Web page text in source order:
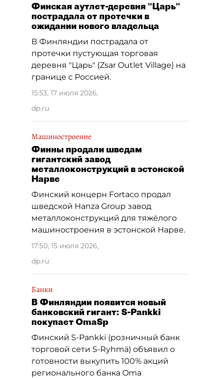
Финская аутлет-деревня "Царь"
пострадала от протечки в
ожидании нового владельца
В Финляндии пострадала от
протечки пустующая торговая
деревня "Царь" (Zsar Outlet Village) на
границе с Россией.
15:53, 17 июля 2026,
dp.ru
Машиностроение
Финны продали шведам
гигантский завод
металлоконструкций в эстонской
Нарве
Финский концерн Fortaco продал
шведской Hanza Group завод
металлоконструкций для тяжёлого
машиностроения в эстонской Нарве.
17:50, 15 июля 2026,
dp.ru
Банки
В Финляндии появится новый
банковский гигант: S-Pankki
покупает OmaSp
Финский S-Pankki (розничный банк
торговой сети S-Ryhmä) объявил о
готовности выкупить 100% акций
регионального банка Oma